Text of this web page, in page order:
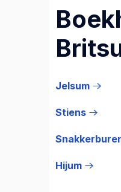
Jelsum
Stiens
Hijum